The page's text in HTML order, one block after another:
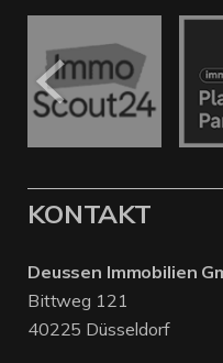
KONTAKT
Deussen Immobilien
Bittweg 121
40225 Düsseldorf